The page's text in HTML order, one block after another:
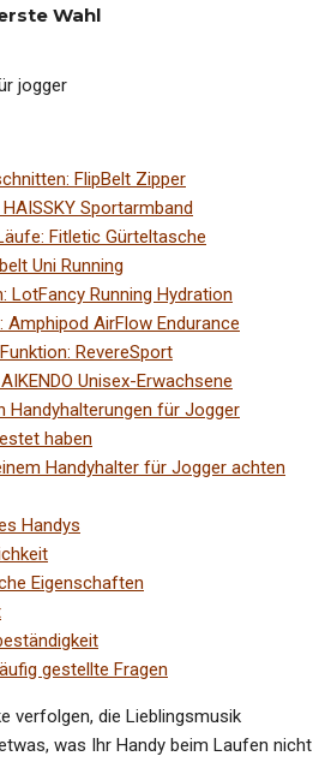
Wahl
FlipBelt Zipper
Sportarmband
Fitletic Gürteltasche
Uni Running
LotFancy Running Hydration
Amphipod AirFlow Endurance
RevereSport
Unisex-Erwachsene
Handyhalterungen für Jogger
haben
Handyhalter für Jogger achten
Handys
Eigenschaften
gestellte Fragen
verfolgen, die Lieblingsmusik
was Ihr Handy beim Laufen nicht